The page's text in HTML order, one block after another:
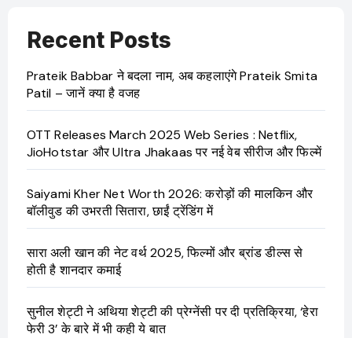
Recent Posts
Prateik Babbar ने बदला नाम, अब कहलाएंगे Prateik Smita
Patil – जानें क्या है वजह
OTT Releases March 2025 Web Series : Netflix,
JioHotstar और Ultra Jhakaas पर नई वेब सीरीज और फिल्में
Saiyami Kher Net Worth 2026: करोड़ों की मालकिन और
बॉलीवुड की उभरती सितारा, छाईं ट्रेंडिंग में
सारा अली खान की नेट वर्थ 2025, फिल्मों और ब्रांड डील्स से
होती है शानदार कमाई
सुनील शेट्टी ने अथिया शेट्टी की प्रेग्नेंसी पर दी प्रतिक्रिया, ‘हेरा
फेरी 3’ के बारे में भी कही ये बात